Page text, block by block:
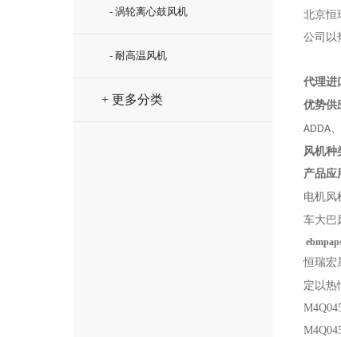
- 涡轮离心鼓风机
- 耐高温风机
+ 更多分类
北京恒
公司以
代理进
优势供
ADDA、
风机种
产品应
电机风
车大巴
恒瑞宏
定以热